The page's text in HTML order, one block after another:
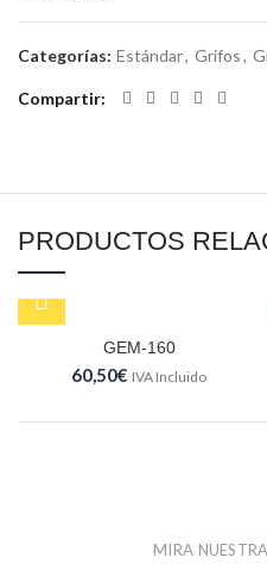
Categorías: Estándar, Grifos,
Compartir
PRODUCTOS
GEM-160
60,50€ IVA Incluido
MIRA